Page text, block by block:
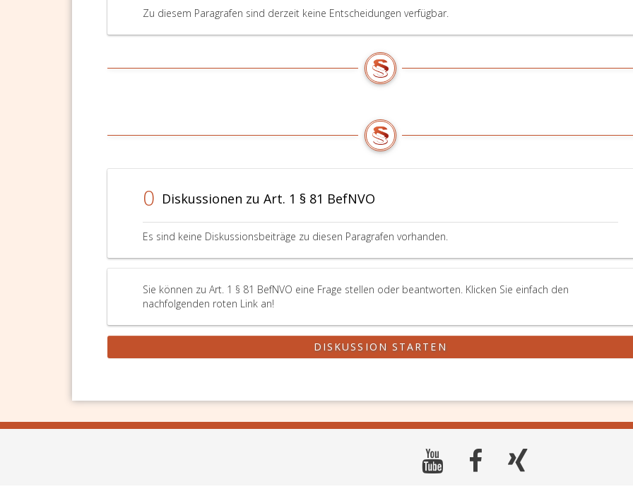
Zu diesem Paragrafen sind derzeit keine Entscheidungen verfügbar.
0 Diskussionen zu Art. 1 § 81 BefNVO
Es sind keine Diskussionsbeiträge zu diesen Paragrafen vorhanden.
Sie können zu Art. 1 § 81 BefNVO eine Frage stellen oder beantworten. Klicken Sie einfach den
nachfolgenden roten Link an!
DISKUSSION STARTEN